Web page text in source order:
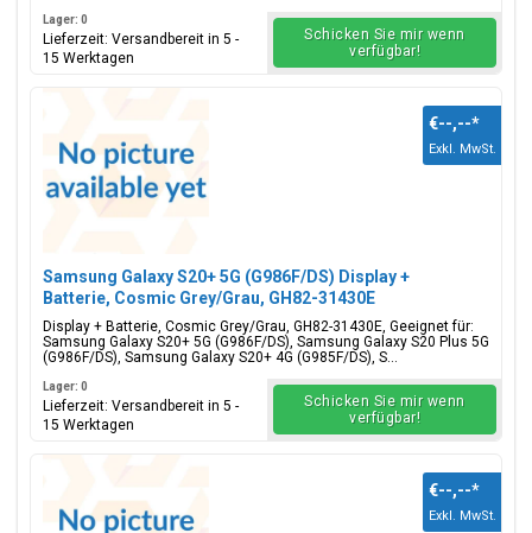
Lager: 0
Lieferzeit: Versandbereit in 5 -
15 Werktagen
Schicken Sie mir wenn
verfügbar!
Samsung Galaxy S20+ 5G (G986F/DS) Display +
Batterie, Cosmic Grey/Grau, GH82-31430E
Display + Batterie, Cosmic Grey/Grau, GH82-31430E, Geeignet für:
Samsung Galaxy S20+ 5G (G986F/DS), Samsung Galaxy S20 Plus 5G
(G986F/DS), Samsung Galaxy S20+ 4G (G985F/DS), S...
€--,--*
Exkl. MwSt.
Lager: 0
Lieferzeit: Versandbereit in 5 -
15 Werktagen
Schicken Sie mir wenn
verfügbar!
€--,--*
Exkl. MwSt.